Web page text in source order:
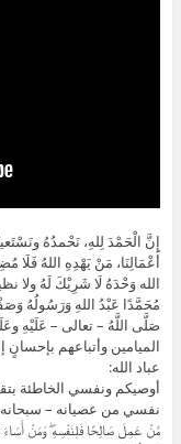
إِنَّ الْحَمْدَ لِلهِ، نَحْمدُهُ
أَعْمَالِنَا، مَنْ يَهْدِهِ اللهُ فَلَا
الله وَحْدَهُ لَا شَرِيْكَ لَهُ ولا
مُحَمَّدًا عَبْدُ اللهِ وَرَسُولُهُ
صَلَّى اللَّهُ – تعالى – عَلَيْهِ
الميامين وأتباعهم بإحسانٍ
عباد الله:
أوصيكم ونفسي الخاطئة
نفسي من عصيانه –
مَّنْ عَمِلَ صَالِحًا فَلِنَفْسِهِ ۖ وَمَنْ أَسَاءَ